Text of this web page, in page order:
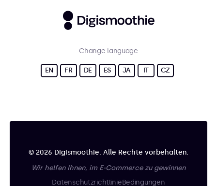
Change language
EN FR DE ES JA IT CZ
© 2026 Digismoothie. Alle Rechte vorbehalten.
Wir helfen Ihnen, im E-Commerce zu gewinnen
DatenschutzrichtlinieBedingungen